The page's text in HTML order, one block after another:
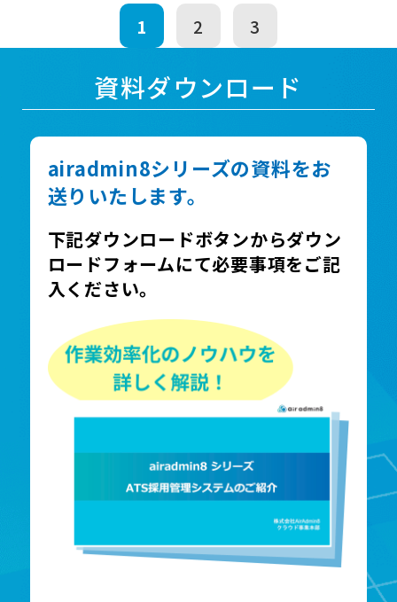
1 2 3
資料ダウンロード
airadmin8シリーズの資料をお
送りいたします。
下記ダウンロードボタンからダウン
ロードフォームにて必要事項をご記
入ください。